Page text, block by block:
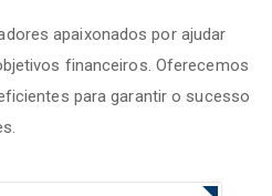
apaixonados por ajudar
financeiros. Oferecemos
para garantir o sucesso